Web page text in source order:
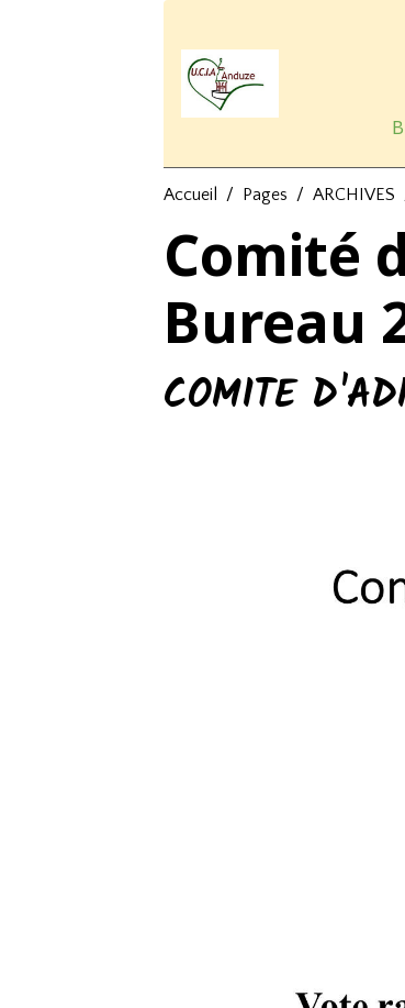
Accueil Pages ARCHIVES
Comité
Bureau
COMITE